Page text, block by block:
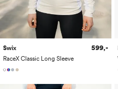
Swix
RaceX Classic Long Sleeve
599,-